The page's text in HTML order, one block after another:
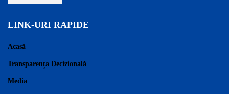
LINK-URI RAPIDE
Acasă
Transparența Decizională
Media